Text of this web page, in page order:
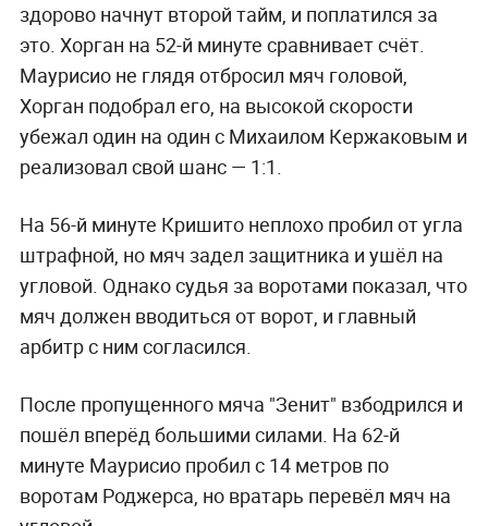
здорово начнут второй тайм, и поплатился за
это. Хорган на 52-й минуте сравнивает счёт.
Маурисио не глядя отбросил мяч головой,
Хорган подобрал его, на высокой скорости
убежал один на один с Михаилом Кержаковым и
реализовал свой шанс — 1:1.
На 56-й минуте Кришито неплохо пробил от угла
штрафной, но мяч задел защитника и ушёл на
угловой. Однако судья за воротами показал, что
мяч должен вводиться от ворот, и главный
арбитр с ним согласился.
После пропущенного мяча "Зенит" взбодрился и
пошёл вперёд большими силами. На 62-й
минуте Маурисио пробил с 14 метров по
воротам Роджерса, но вратарь перевёл мяч на